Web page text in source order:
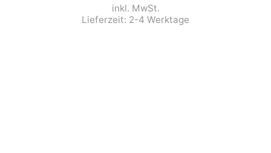
inkl. MwSt.
Lieferzeit: 2-4 Werktage